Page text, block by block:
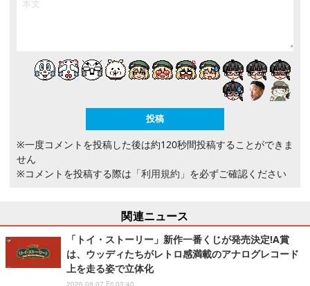
※一度コメントを投稿した後は約120秒間投稿することができま
せん
※コメントを投稿する際は 「利用規約」 を必ずご確認ください
関連ニュース
「トイ・ストーリー」新作一番くじが発売決定!A賞
は、ウッディたちがレトロ感満載のアナログレコード
上を走る姿で立体化
2026.08.07 Fri 03:40